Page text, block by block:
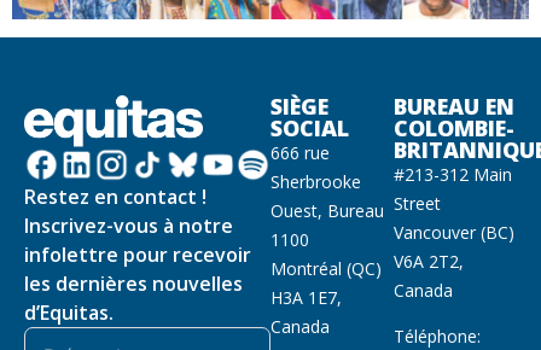
Restez en contact !
Inscrivez-vous à notre
infolettre pour recevoir
les dernières nouvelles
d’Equitas.
SIÈGE
SOCIAL
666 rue
Sherbrooke
Ouest, Bureau
1100
Montréal (QC)
H3A 1E7,
Canada
BUREAU EN
COLOMBIE-
#213-312 Main
Street
Vancouver (BC)
V6A 2T2,
Canada
Téléphone: